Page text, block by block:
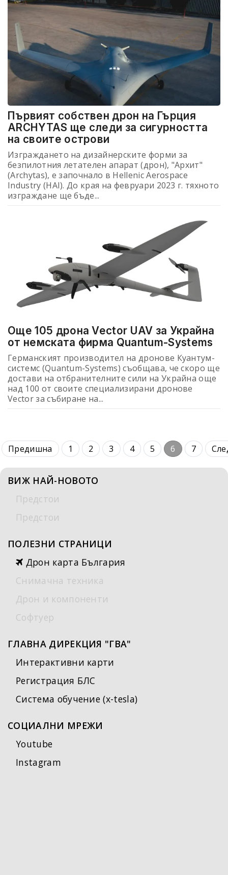
Първият собствен дрон на Гърция
ARCHYTAS ще следи за сигурността
на своите острови
Изграждането на дизайнерските форми за
безпилотния летателен апарат (дрон), "Архит"
(Archytas), е започнало в Hellenic Aerospace
Industry (HAI). До края на февруари 2023 г. тяхното
изграждане ще бъде...
Още 105 дрона Vector UAV за Украйна
от немската фирма Quantum-Systems
Германският производител на дронове Куантум-
системс (Quantum-Systems) съобщава, че скоро ще
достави на отбранителните сили на Украйна още
над 100 от своите специализирани дронове
Vector за събиране на...
Предишна 1 2 3 4 5 6 7
ВИЖ НАЙ-НОВОТО
Предстои
Предстои
ПОЛЕЗНИ СТРАНИЦИ
Дрон карта България
Снимачна техника
Дрон и компоненти
Софтуер
ГЛАВНА ДИРЕКЦИЯ "ГВА"
Интерактивни карти
Регистрация БЛС
Система обучение (x-tesla)
СОЦИАЛНИ МРЕЖИ
Youtube
Instagram